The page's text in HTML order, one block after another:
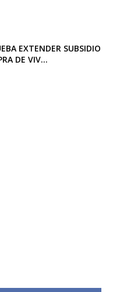
EXTENDER SUBSIDIO
DE VIV...